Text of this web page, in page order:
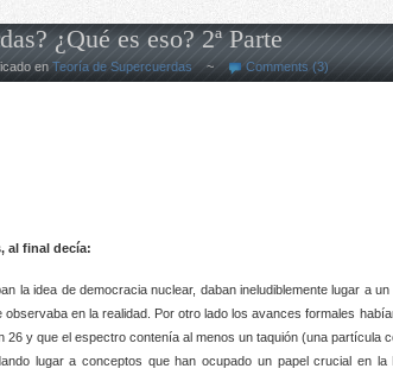
¿Qué es eso? 2ª Parte
en Teoría de Supercuerdas ~ Comments (3)
al final decía:
la idea de democracia nuclear, daban ineludiblemente lugar a
en la realidad. Por otro lado los avances formales
26 y que el espectro contenía al menos un taquión (una partícula
lugar a conceptos que han ocupado un papel crucial en